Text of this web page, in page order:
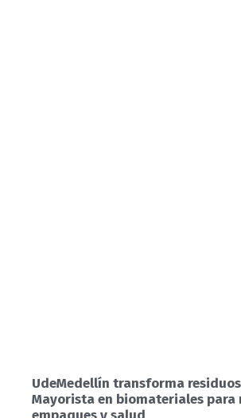
UdeMedellín transforma
Mayorista en biomateriales para